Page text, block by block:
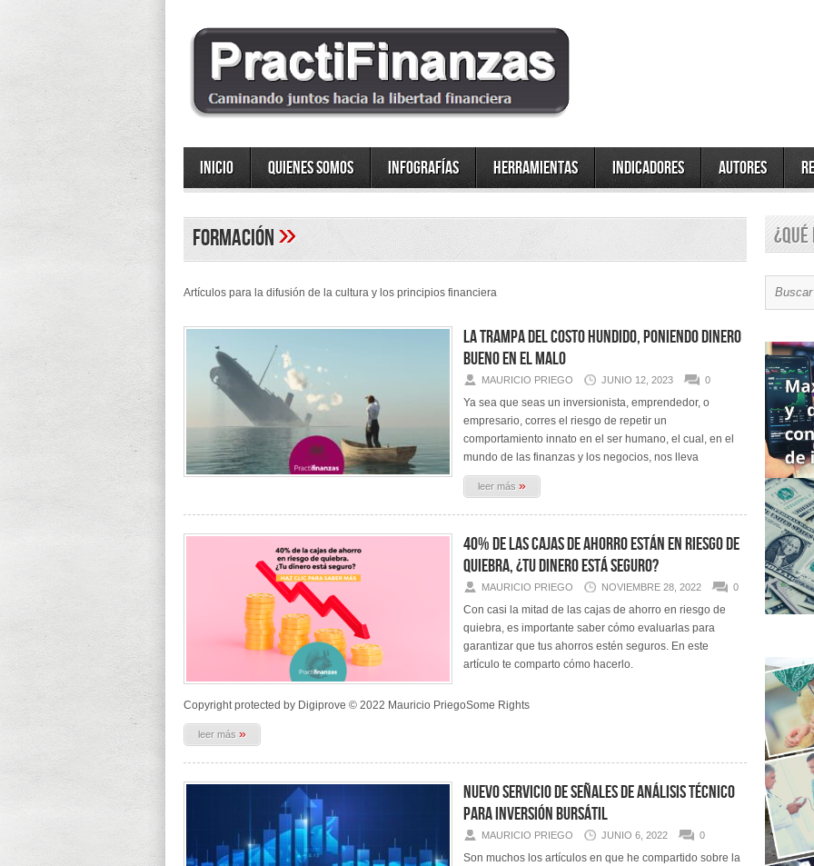
Inicio Quienes somos Infografías Herramientas Indicadores Autores
Formación»
Artículos para la difusión de la cultura y los principios financiera
La trampa del Costo Hundido, poniendo dinero
bueno en el malo
MAURICIO PRIEGO JUNIO 12, 2023 0
Ya sea que seas un inversionista, emprendedor, o
empresario, corres el riesgo de repetir un
comportamiento innato en el ser humano, el cual, en el
mundo de las finanzas y los negocios, nos lleva
leer más »
40% de las Cajas de Ahorro están en riesgo de
quiebra, ¿Tu dinero está seguro?
MAURICIO PRIEGO NOVIEMBRE 28, 2022 0
Con casi la mitad de las cajas de ahorro en riesgo de
quiebra, es importante saber cómo evaluarlas para
garantizar que tus ahorros estén seguros. En este
artículo te comparto cómo hacerlo.
Copyright protected by Digiprove © 2022 Mauricio PriegoSome Rights
leer más »
Nuevo servicio de Señales de Análisis Técnico
para Inversión Bursátil
MAURICIO PRIEGO JUNIO 6, 2022 0
Son muchos los artículos en que he compartido sobre la